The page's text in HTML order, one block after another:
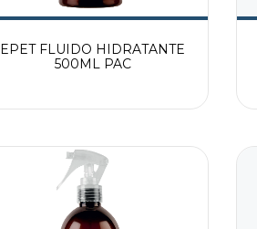
EPET FLUIDO HIDRATANTE
500ML PAC